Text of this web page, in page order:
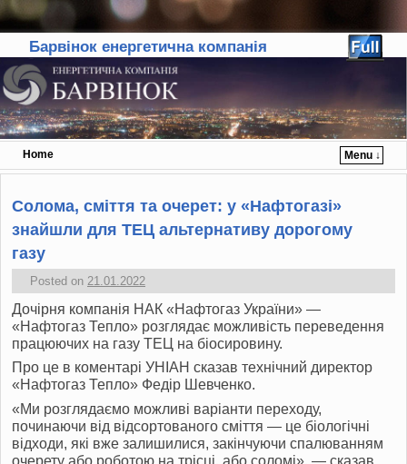
Барвінок енергетична компанія
Home
Menu ↓
Skip to primary content
Skip to secondary content
Солома, сміття та очерет: у «Нафтогазі»
знайшли для ТЕЦ альтернативу дорогому
газу
Posted on 21.01.2022
Дочірня компанія НАК «Нафтогаз України» —
«Нафтогаз Тепло» розглядає можливість переведення
працюючих на газу ТЕЦ на біосировину.
Про це в коментарі УНІАН сказав технічний директор
«Нафтогаз Тепло» Федір Шевченко.
«Ми розглядаємо можливі варіанти переходу,
починаючи від відсортованого сміття — це біологічні
відходи, які вже залишилися, закінчуючи спалюванням